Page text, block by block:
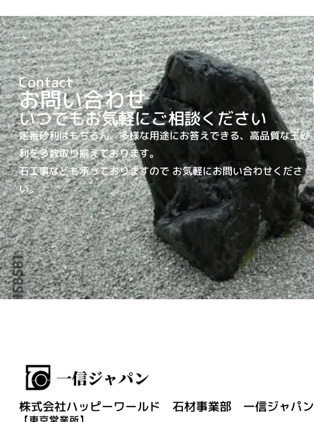
Contact
お問い合わせ
いつでもお気軽にご相談ください
定番砂利はもちろん、多様な用途にお答えできる、高品質な玉砂
利を多数取り揃えております。
石工事なども承っておりますので お気軽にお問い合わせくださ
い。
株式会社ハッピーワールド 石材事業部 一信ジャパン